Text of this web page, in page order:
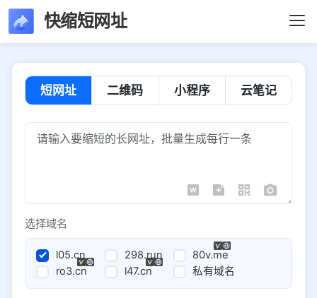
快缩短网址
短网址 二维码 小程序 云笔记
选择域名
l05.cn 298.run
80v.me
ro3.cn
l47.cn 私有域名